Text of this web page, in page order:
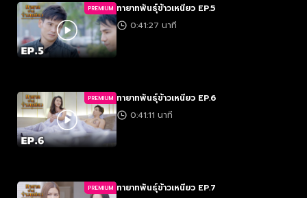
PREMIUM ทายาทพันธุ์ข้าวเหนียว EP.5
0:41:27 นาที
PREMIUM ทายาทพันธุ์ข้าวเหนียว EP.6
0:41:11 นาที
PREMIUM ทายาทพันธุ์ข้าวเหนียว EP.7